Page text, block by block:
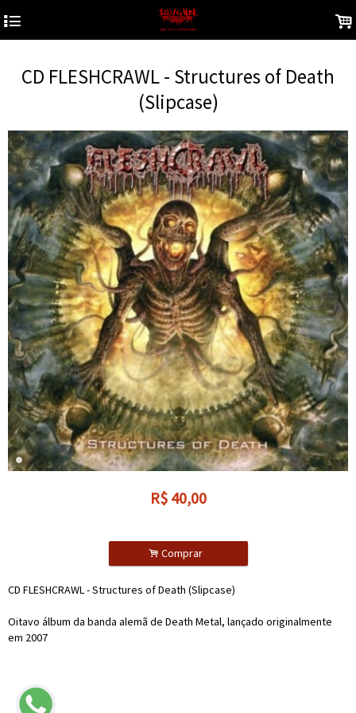
4 .
CD FLESHCRAWL - Structures of Death
(Slipcase)
R$ 40,00
. Comprar
CD FLESHCRAWL - Structures of Death (Slipcase)
Oitavo álbum da banda alemã de Death Metal, lançado originalmente
em 2007